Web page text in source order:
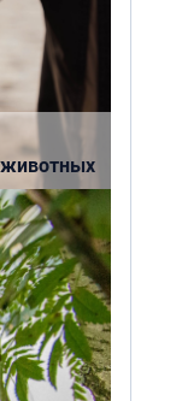
онлайн-
животных